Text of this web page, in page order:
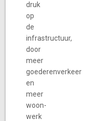
druk
op
de
infrastructuur,
door
meer
goederenverkeer
en
meer
woon-
werk